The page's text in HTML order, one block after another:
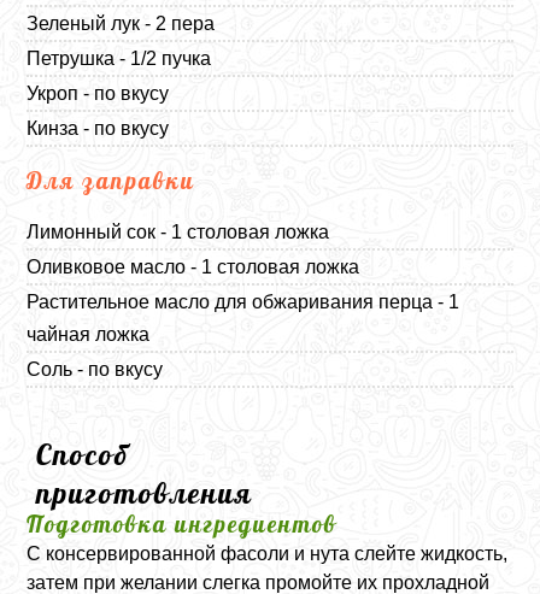
Зеленый лук - 2 пера
Петрушка - 1/2 пучка
Укроп - по вкусу
Кинза - по вкусу
Для заправки
Лимонный сок - 1 столовая ложка
Оливковое масло - 1 столовая ложка
Растительное масло для обжаривания перца - 1
чайная ложка
Соль - по вкусу
Способ
приготовления
Подготовка ингредиентов
С консервированной фасоли и нута слейте жидкость,
затем при желании слегка промойте их прохладной